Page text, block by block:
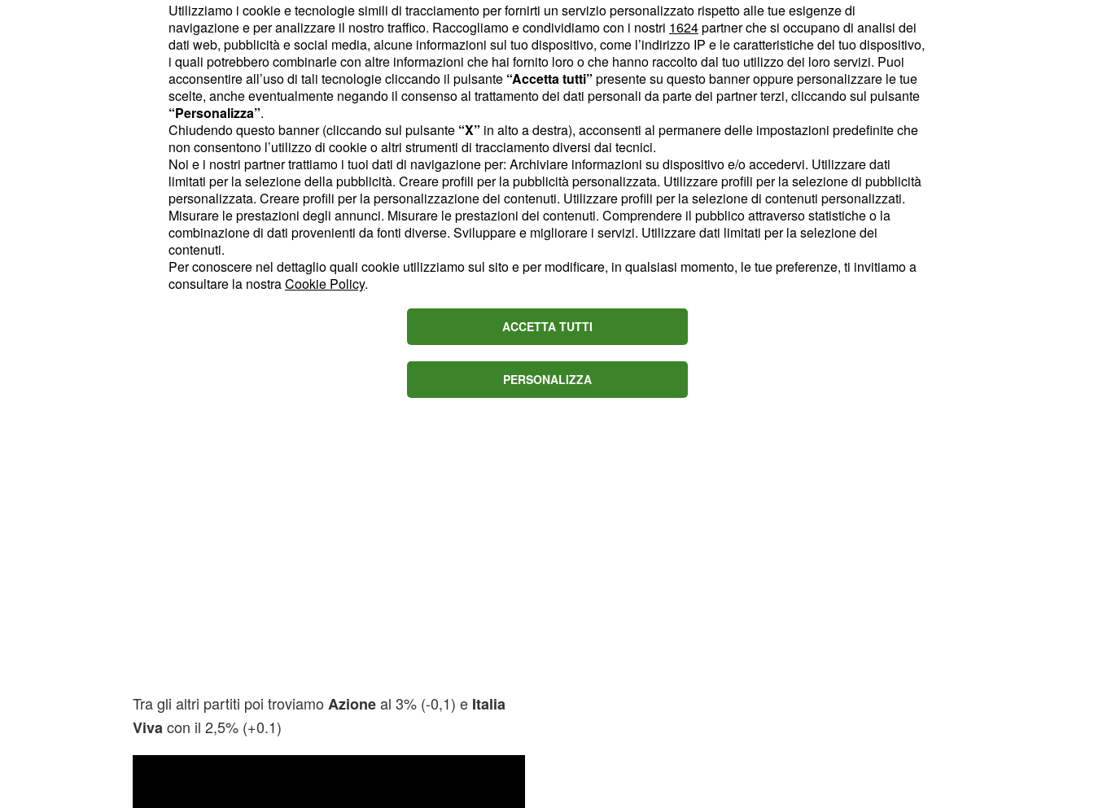
Centrodestrasale al45%, con un guadagno dello 0,4%.
Attualmente dunque le due coalizioni sono separate da
appena lo0,1%.
Il panorama dei partiti vede dinamiche contrastanti tra le
forze di governo e quelle di opposizione:Fratelli d'Italia
sale al 28,4%+0,2%,ilPartito Democraticofa un passo
indietro a cala invece 22,0%. (-0,4%). Lieve il calo invece
Movimento 5 Stelleche scende al 12,6% (-0,2).
Nel centrodestraForza Italiaresta stabile con l'8,2% mentre
Legacompie un buon passo in avanti con il 7,3% (+0,3).
a che scende al 6,4%
, il nuovo
partito di Roberto Vannacci dopo l'uscita dal Carroccio: sale
Tra gli altri partiti poi troviamo Azioneal 3% (-0,1) e Italia
Viva con il 2,5% (+0.1)
Utilizziamo i cookie e tecnologie simili di tracciamento per fornirti un servizio personalizzato rispetto alle tue esigenze di
navigazione e per analizzare il nostro traffico. Raccogliamo e condividiamo con i nostri 1624partner che si occupano di analisi dei
dati web, pubblicità e social media, alcune informazioni sul tuo dispositivo, come l’indirizzo IP e le caratteristiche del tuo dispositivo,
i quali potrebbero combinarle con altre informazioni che hai fornito loro o che hanno raccolto dal tuo utilizzo dei loro servizi. Puoi
acconsentire all’uso di tali tecnologie cliccando il pulsante “Accetta tutti” presente su questo banner oppure personalizzare le tue
scelte, anche eventualmente negando il consenso al trattamento dei dati personali da parte dei partner terzi, cliccando sul pulsante
“Personalizza”.
Chiudendo questo banner (cliccando sul pulsante “X” in alto a destra), acconsenti al permanere delle impostazioni predefinite che
non consentono l’utilizzo di cookie o altri strumenti di tracciamento diversi dai tecnici.
Noi e i nostri partner trattiamo i tuoi dati di navigazione per: Archiviare informazioni su dispositivo e/o accedervi. Utilizzare dati
limitati per la selezione della pubblicità. Creare profili per la pubblicità personalizzata. Utilizzare profili per la selezione di pubblicità
personalizzata. Creare profili per la personalizzazione dei contenuti. Utilizzare profili per la selezione di contenuti personalizzati.
Misurare le prestazioni degli annunci. Misurare le prestazioni dei contenuti. Comprendere il pubblico attraverso statistiche o la
combinazione di dati provenienti da fonti diverse. Sviluppare e migliorare i servizi. Utilizzare dati limitati per la selezione dei
contenuti.
Per conoscere nel dettaglio quali cookie utilizziamo sul sito e per modificare, in qualsiasi momento, le tue preferenze, ti invitiamo a
consultare la nostraCookie Policy.
ACCETTA TUTTI
PERSONALIZZA